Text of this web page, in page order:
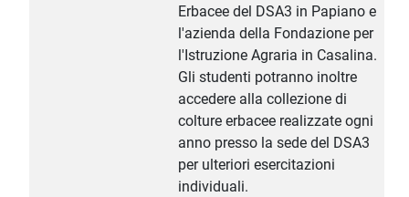
Erbacee del DSA3 in Papiano e
l'azienda della Fondazione per
l'Istruzione Agraria in Casalina.
Gli studenti potranno inoltre
accedere alla collezione di
colture erbacee realizzate ogni
anno presso la sede del DSA3
per ulteriori esercitazioni
individuali.